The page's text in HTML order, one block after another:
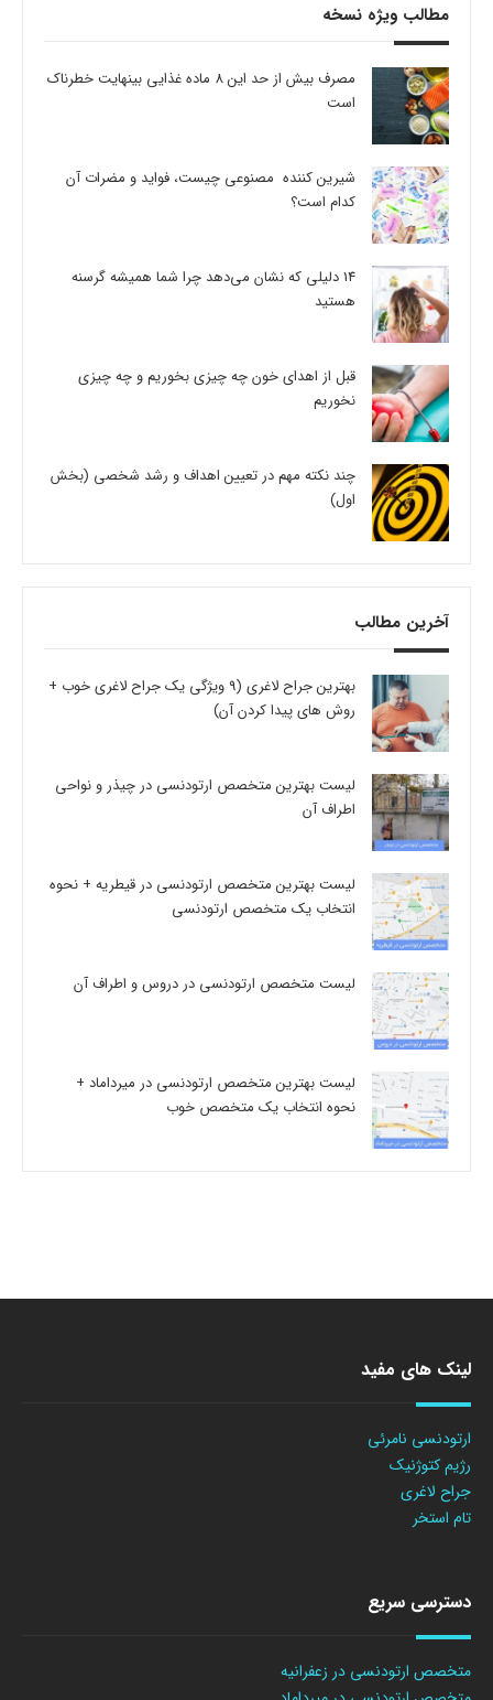
مطالب ویژه نسخه
مصرف بیش از حد این 8 ماده غذایی بینهایت خطرناک
است
شیرین کننده مصنوعی چیست، فواید و مضرات آن
کدام است؟
14 دلیلی که نشان می‌دهد چرا شما همیشه گرسنه
هستید
قبل از اهدای خون چه چیزی بخوریم و چه چیزی
نخوریم
چند نکته مهم در تعیین اهداف و رشد شخصی (بخش
اول)
آخرین مطالب
بهترین جراح لاغری (9 ویژگی یک جراح لاغری خوب +
روش های پیدا کردن آن)
لیست بهترین متخصص ارتودنسی در چیذر و نواحی
اطراف آن
لیست بهترین متخصص ارتودنسی در قیطریه + نحوه
انتخاب یک متخصص ارتودنسی
لیست متخصص ارتودنسی در دروس و اطراف آن
لیست بهترین متخصص ارتودنسی در میرداماد +
نحوه انتخاب یک متخصص خوب
لینک های مفید
ارتودنسی نامرئی
رژیم کتوژنیک
جراح لاغری
تام استخر
دسترسی سریع
متخصص ارتودنسی در زعفرانیه